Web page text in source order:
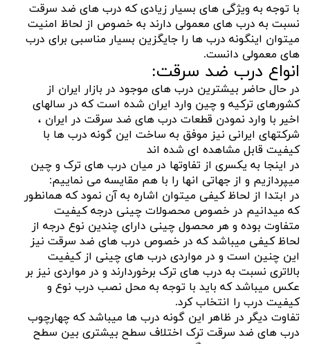
با توجه به ویژگی های بسیار زیادی که درب های ضد سرقت
نسبت به درب های معمولی دارند به خصوص از لحاظ امنیت
میتوان اینگونه درب ها را جایگزین بسیار مناسبی برای درب
های معمولی دانست.
انواع درب ضد سرقت:
در حال حاضر بیشترین درب های موجود در بازار ایران از
کشورهای ترکیه و چین وارد ایران شده است که در سالهای
اخیر با وارد نمودن قطعات درب های ضد سرقت در ایران ،
شرکتهای ایرانی نیز موفق به ساخت این گونه درب ها با
کیفیت قابل مشاهده ای شده اند
در اینجا به یکسری از تفاوتها در میان درب های ترک و چین
میپردازیم و از جهاتی انها را با هم مقایسه می نماییم:
در ابتدا از لحاظ کیفی میتوان اشاره به آن نمود که همانطور
که میدانیم در خصوص محصولات چینی درجه کیفیت
متفاوت بوده و هر محصول چینی دارای چندین نوع درجه از
لحاظ کیفی میباشد که در خصوص درب های ضد سرقت نیز
این چنین است و در مواردی درب های چینی از کیفیت
بالاتری نسبت به درب های ترک برخوردارند و در مواردی نیز بر
عکس میباشد که باید با توجه به محل نصب درب نوع و
کیفیت درب را انتخاب کرد.
تفاوت دیگر در ظاهر این گونه درب ها میباشد که چهارچوب
درب های ضد سرقت ترک اختلاف سطح بیشتری بین سطح